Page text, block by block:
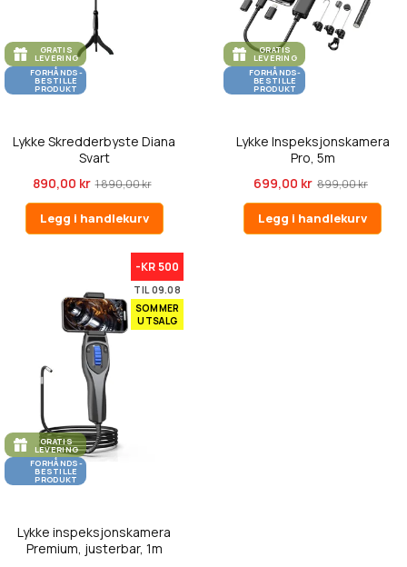
GRATIS
LEVERING
FORHÅNDS-
BESTILLE
PRODUKT
Lykke Skredderbyste Diana
Svart
890,00 kr 1 890,00 kr
Legg i handlekurv
GRATIS
LEVERING
FORHÅNDS-
BESTILLE
PRODUKT
Lykke Inspeksjonskamera
Pro, 5m
699,00 kr 899,00 kr
Legg i handlekurv
-KR 500
TIL 09.08
SOMMER
UTSALG
GRATIS
LEVERING
FORHÅNDS-
BESTILLE
PRODUKT
Lykke inspeksjonskamera
Premium, justerbar, 1m